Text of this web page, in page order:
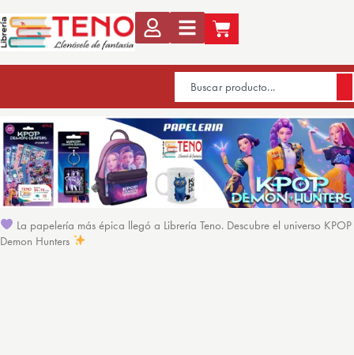
La papelería más épica llegó a Librería Teno. Descubre el universo KPOP
Demon Hunters